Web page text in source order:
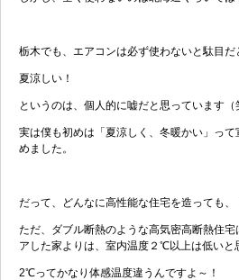
栃木でも、エアコンは必ず使わないと駄目だ
夏涼しい！
というのは、個人的に嘘だと思っています（
実は僕も初めは「夏涼しく、冬暖かい」っ
めました。
だって、どんなに高性能な住宅を造っても、
ただ、ダブル断熱のような高気密高断熱住宅
アした家よりは、室内温度２℃以上は低いと
2℃ってかなり体感温度違うんですよ～！